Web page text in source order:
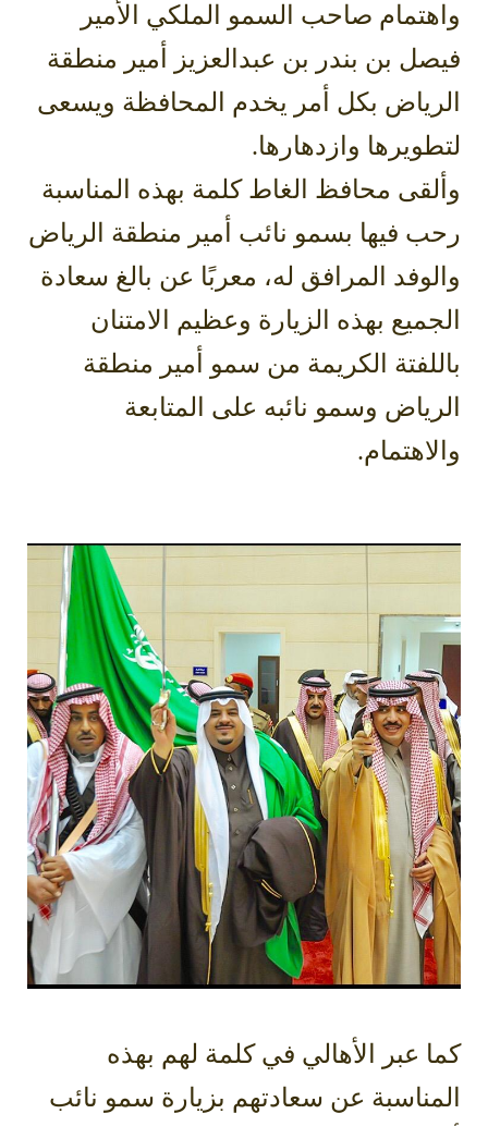
واهتمام صاحب السمو الملكي الأمير
فيصل بن بندر بن عبدالعزيز أمير منطقة
الرياض بكل أمر يخدم المحافظة ويسعى
لتطويرها وازدهارها.
وألقى محافظ الغاط كلمة بهذه المناسبة
رحب فيها بسمو نائب أمير منطقة الرياض
والوفد المرافق له، معربًا عن بالغ سعادة
الجميع بهذه الزيارة وعظيم الامتنان
باللفتة الكريمة من سمو أمير منطقة
الرياض وسمو نائبه على المتابعة
والاهتمام.
كما عبر الأهالي في كلمة لهم بهذه
المناسبة عن سعادتهم بزيارة سمو نائب